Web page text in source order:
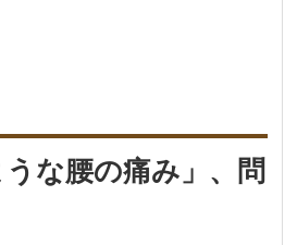
な腰の痛み」、問